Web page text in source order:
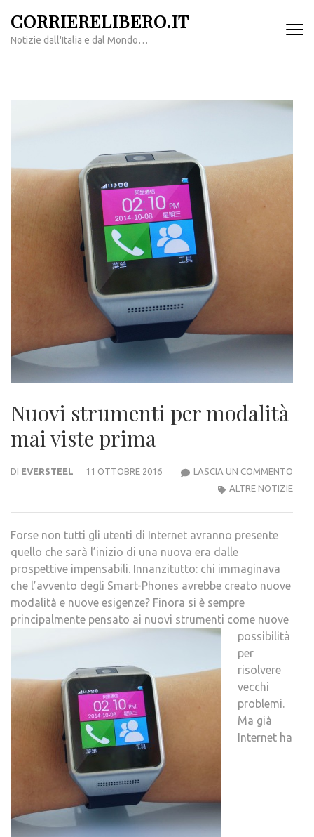
contenuto
CORRIERELIBERO.IT
Notizie dall'Italia e dal Mondo…
Nuovi strumenti per modalità
mai viste prima
DI EVERSTEEL 11 OTTOBRE 2016 LASCIA UN COMMENTO
ALTRE NOTIZIE
Forse non tutti gli utenti di Internet avranno presente
quello che sarà l’inizio di una nuova era dalle
prospettive impensabili. Innanzitutto: chi immaginava
che l’avvento degli Smart-Phones avrebbe creato nuove
modalità e nuove esigenze? Finora si è sempre
principalmente pensato ai nuovi strumenti come nuove
possibilità
per
risolvere
vecchi
problemi.
Ma già
Internet ha